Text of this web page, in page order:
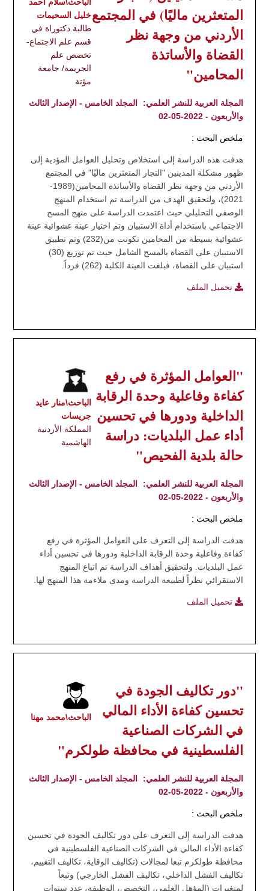
الباحث\سلام أحمد
خليل السحيمات
طالبة دكتوراة في
قسم علم الاجتماع-
تخصص علم
الجريمة/ جامعة
مؤتة
المتعثرين ماليًا) في المجتمع
الأردني من وجهة نظر
القضاة والأساتذة
المحامين"
المجلة العربية للنشر العلمي:
المجلد الخامس - الإصدار الثالث
والأربعون - 2022-05-02
ملخص البحث :
هدفت هذه الدراسة إلى استخلاص وتحليل العوامل المؤدية إلى
ظهور مشكلة المدينين "التجار المتعثرين ماليًا" في المجتمع
الأردني من وجهة نظر القضاة والأساتذة المحامين(1989-
2021)، ولتحقيق الهدف من الدراسة تم استخدام المنهج
الوصفي التحليلي حيث اعتمدت الدراسة على منهج المسح
الاجتماعي باستخدام أداة الاستبيان وتم اختيار عينة عشوائية عينة
عشوائية بسيطة من المحامين تكونت من(232) وتم تطبيق
الاستبيان على القضاة بالمسح الشامل حيث تم توزيع (30)
استبيان على القضاة، فبلغت العينة الكلية (262) فرداً.
تحميل الملف
الباحث\منار عايد
جريسات
المملكة الأردنية
الهاشمية
"العوامل المؤثرة في رفع
كفاءة وفاعلية وحدة الرقابة
الداخلية ودورها في تحسين
أداء عمل البلديات: دراسة
حالة بلدية الفحيص"
المجلة العربية للنشر العلمي:
المجلد الخامس - الإصدار الثالث
والأربعون - 2022-05-02
ملخص البحث :
هدفت الدراسة إلى التعرف على العوامل المؤثرة في رفع
كفاءة وفاعلية وحدة الرقابة الداخلية ودورها في تحسين أداء
عمل البلديات. ولتحقيق أهداف الدراسة تم اتباع المنهج
الاستقرائي نظراً لطبيعة الدراسة ومدى ملاءمة هذا المنهج لها.
تحميل الملف
الباحث\محمد مهنا
"دور تكاليف الجودة في
تحسين كفاءة الأداء المالي
في الشركات الصناعية
الفلسطينية في محافظة طولكرم"
المجلة العربية للنشر العلمي:
المجلد الخامس - الإصدار الثالث
والأربعون - 2022-05-02
ملخص البحث :
هدفت الدراسة إلى التعرف على دور تكاليف الجودة في تحسين
كفاءة الأداء المالي في الشركات الصناعية الفلسطينية في
محافظة طولكرم تبعا لمجالات (تكاليف الوقاية، تكاليف التقييم،
تكاليف الفشل الداخلي، تكاليف الفشل الخارجي) وتبعاً
لمتغيرات (المؤهل العلمي، التخصص، الوظيفة، عدد سنوات